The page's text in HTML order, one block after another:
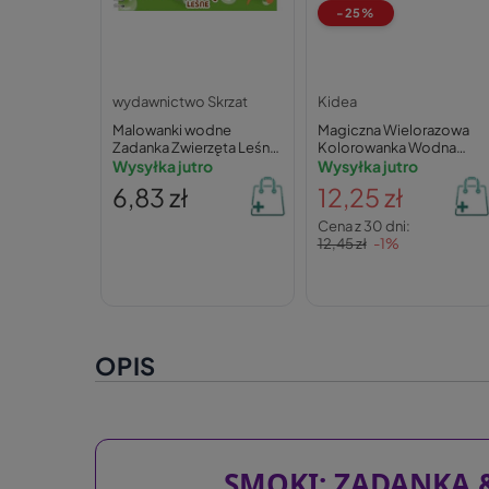
wydawnictwo Skrzat
Malowanki wodne
Zadanka Zwierzęta Leśne
3+ Skrzat
Wysyłka jutro
6,83 zł
-25%
Kidea
Magiczna Wielorazowa
Kolorowanka Wodna
MINECRAFT PIXELE 6 Szt
Wysyłka jutro
12,25 zł
Cena z 30 dni:
12,45 zł -1%
OPIS